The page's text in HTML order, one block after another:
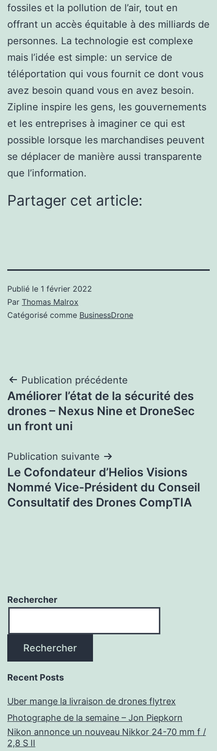
fossiles et la pollution de l’air, tout en
offrant un accès équitable à des milliards de
personnes. La technologie est complexe
mais l’idée est simple: un service de
téléportation qui vous fournit ce dont vous
avez besoin quand vous en avez besoin.
Zipline inspire les gens, les gouvernements
et les entreprises à imaginer ce qui est
possible lorsque les marchandises peuvent
se déplacer de manière aussi transparente
que l’information.
Partager cet article:
Publié le 1 février 2022
Par Thomas Malrox
Catégorisé comme BusinessDrone
Navigation
de
l’article
Publication précédente
Améliorer l’état de la sécurité des
drones – Nexus Nine et DroneSec
un front uni
Publication suivante
Le Cofondateur d’Helios Visions
Nommé Vice-Président du Conseil
Consultatif des Drones CompTIA
Rechercher
Rechercher
Recent Posts
Uber mange la livraison de drones flytrex
Photographe de la semaine – Jon Piepkorn
Nikon annonce un nouveau Nikkor 24-70 mm f /
2,8 S II